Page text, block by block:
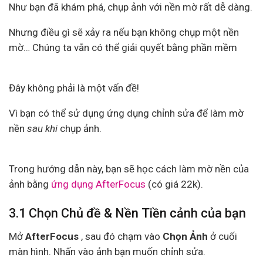
Như bạn đã khám phá, chụp ảnh với nền mờ rất dễ dàng.
Nhưng điều gì sẽ xảy ra nếu bạn không chụp một nền
mờ… Chúng ta vẫn có thể giải quyết bằng phần mềm
Đây không phải là một vấn đề!
Vì bạn có thể sử dụng ứng dụng chỉnh sửa để làm mờ
nền sau khi chụp ảnh.
Trong hướng dẫn này, bạn sẽ học cách làm mờ nền của
ảnh bằng ứng dụng AfterFocus (có giá 22k).
3.1 Chọn Chủ đề & Nền Tiền cảnh của bạn
Mở AfterFocus , sau đó chạm vào Chọn Ảnh ở cuối
màn hình. Nhấn vào ảnh bạn muốn chỉnh sửa.